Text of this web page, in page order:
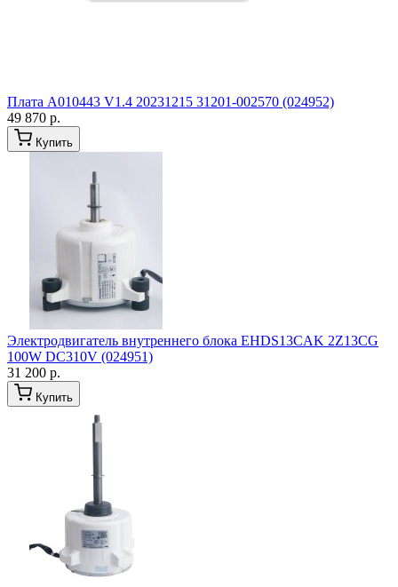
Плата A010443 V1.4 20231215 31201-002570 (024952)
49 870 р.
Купить
Электродвигатель внутреннего блока EHDS13CAK 2Z13CG
100W DC310V (024951)
31 200 р.
Купить